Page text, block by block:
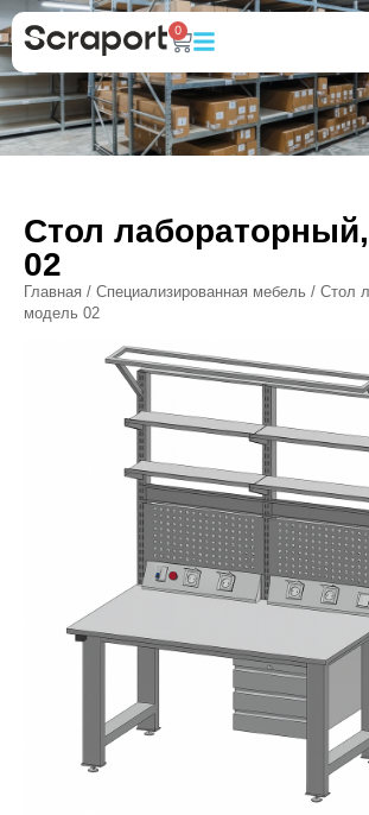
0
Стол
02
Главная / Специализированная мебель / Стол
модель 02